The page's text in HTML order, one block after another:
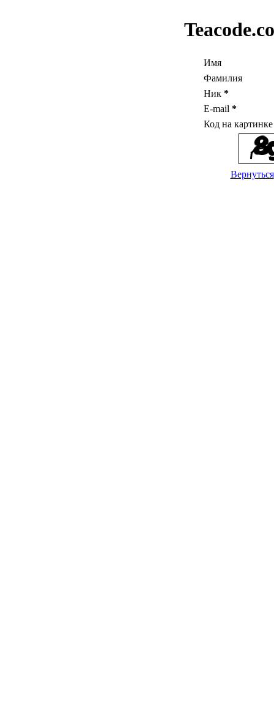
Имя
Фамилия
Ник *
E-mail *
Код на
Вернуться